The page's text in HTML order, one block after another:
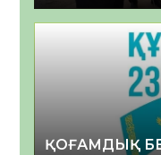
ҚОҒАМДЫҚ